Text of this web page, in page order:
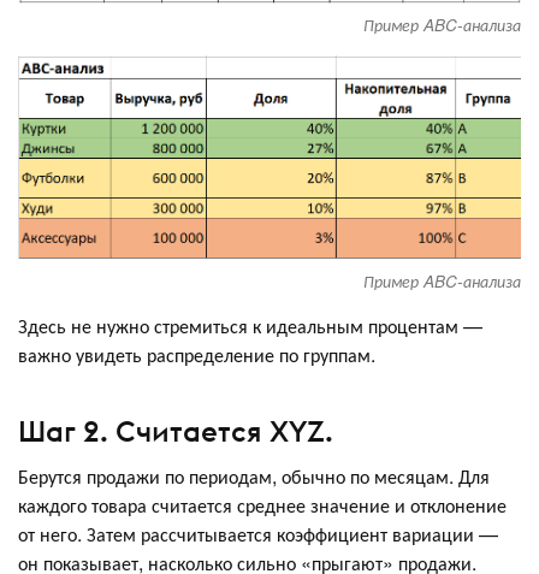
Пример ABC-анализа
Пример ABC-анализа
Здесь не нужно стремиться к идеальным процентам —
важно увидеть распределение по группам.
Шаг 2. Считается XYZ.
Берутся продажи по периодам, обычно по месяцам. Для
каждого товара считается среднее значение и отклонение
от него. Затем рассчитывается коэффициент вариации —
он показывает, насколько сильно «прыгают» продажи.